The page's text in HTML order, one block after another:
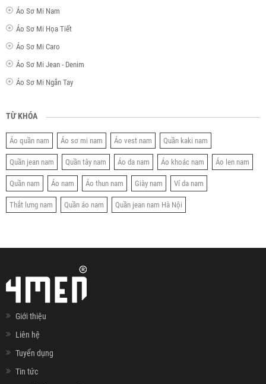
Áo Sơ Mi Nam
Áo Sơ Mi Họa Tiết
Áo Sơ Mi Caro
Áo Sơ Mi Jean - Denim
Áo Sơ Mi Ngắn Tay
TỪ KHÓA
Áo quần nam Áo sơ mi nam Áo vest nam Quần kaki nam
Quần jean nam Quần tây nam Áo da nam Áo khoác nam Áo len nam
Quần nam Áo nam Áo thun nam Giày nam Ví da nam
Thắt lưng nam Quần áo nam Quần jean nam Hà Nội
Giới thiệu
Liên hệ
Tuyển dụng
Tin tức